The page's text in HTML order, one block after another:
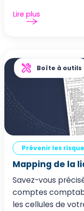
Lire plus
Boîte à outils
Prévenir les
Mapping de la
Savez-vous
comptes
les cellules de